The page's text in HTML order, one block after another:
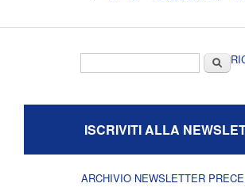
Cerca
ISCRIVITI ALLA
ARCHIVIO NEWSLETTER